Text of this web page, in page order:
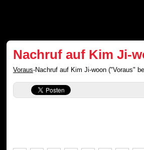
Nachruf auf Kim Ji-
Voraus-Nachruf auf Kim Ji-woon ("Voraus"